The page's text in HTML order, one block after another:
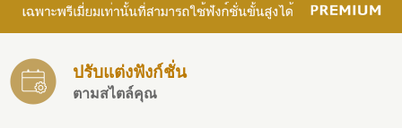
ปรับแต่งฟังก์ชั่น
ตามสไตล์คุณ